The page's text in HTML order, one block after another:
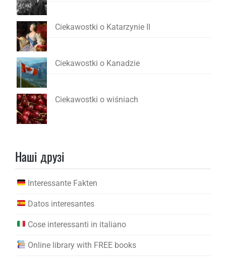
Ciekawostki o Katarzynie II
Ciekawostki o Kanadzie
Ciekawostki o wiśniach
Наші друзі
Interessante Fakten
Datos interesantes
Cose interessanti in italiano
Online library with FREE books